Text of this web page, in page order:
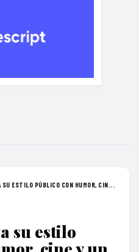
SU ESTILO PÚBLICO CON HUMOR, CIN...
su estilo